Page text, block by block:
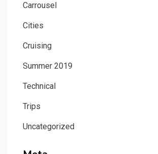
Carrousel
Cities
Cruising
Summer 2019
Technical
Trips
Uncategorized